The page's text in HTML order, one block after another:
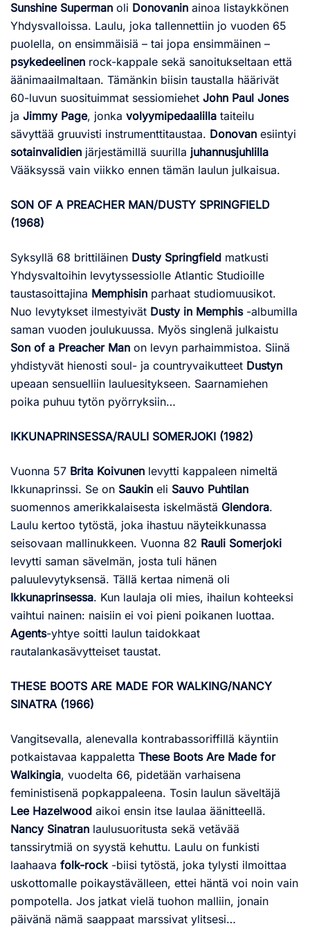
Sunshine Superman oli Donovanin ainoa listaykkönen
Yhdysvalloissa. Laulu, joka tallennettiin jo vuoden 65
puolella, on ensimmäisiä – tai jopa ensimmäinen –
psykedeelinen rock-kappale sekä sanoitukseltaan että
äänimaailmaltaan. Tämänkin biisin taustalla häärivät
60-luvun suosituimmat sessiomiehet John Paul Jones
ja Jimmy Page, jonka volyymipedaalilla taiteilu
sävyttää gruuvisti instrumenttitaustaa. Donovan esiintyi
sotainvalidien järjestämillä suurilla juhannusjuhlilla
Vääksyssä vain viikko ennen tämän laulun julkaisua.
SON OF A PREACHER MAN/DUSTY SPRINGFIELD
(1968)
Syksyllä 68 brittiläinen Dusty Springfield matkusti
Yhdysvaltoihin levytyssessiolle Atlantic Studioille
taustasoittajina Memphisin parhaat studiomuusikot.
Nuo levytykset ilmestyivät Dusty in Memphis -albumilla
saman vuoden joulukuussa. Myös singlenä julkaistu
Son of a Preacher Man on levyn parhaimmistoa. Siinä
yhdistyvät hienosti soul- ja countryvaikutteet Dustyn
upeaan sensuelliin lauluesitykseen. Saarnamiehen
poika puhuu tytön pyörryksiin…
IKKUNAPRINSESSA/RAULI SOMERJOKI (1982)
Vuonna 57 Brita Koivunen levytti kappaleen nimeltä
Ikkunaprinssi. Se on Saukin eli Sauvo Puhtilan
suomennos amerikkalaisesta iskelmästä Glendora.
Laulu kertoo tytöstä, joka ihastuu näyteikkunassa
seisovaan mallinukkeen. Vuonna 82 Rauli Somerjoki
levytti saman sävelmän, josta tuli hänen
paluulevytyksensä. Tällä kertaa nimenä oli
Ikkunaprinsessa. Kun laulaja oli mies, ihailun kohteeksi
vaihtui nainen: naisiin ei voi pieni poikanen luottaa.
Agents-yhtye soitti laulun taidokkaat
rautalankasävytteiset taustat.
THESE BOOTS ARE MADE FOR WALKING/NANCY
SINATRA (1966)
Vangitsevalla, alenevalla kontrabassoriffillä käyntiin
potkaistavaa kappaletta These Boots Are Made for
Walkingia, vuodelta 66, pidetään varhaisena
feministisenä popkappaleena. Tosin laulun säveltäjä
Lee Hazelwood aikoi ensin itse laulaa äänitteellä.
Nancy Sinatran laulusuoritusta sekä vetävää
tanssirytmiä on syystä kehuttu. Laulu on funkisti
laahaava folk-rock-biisi tytöstä, joka tylysti ilmoittaa
uskottomalle poikaystävälleen, ettei häntä voi noin vain
pompotella. Jos jatkat vielä tuohon malliin, jonain
päivänä nämä saappaat marssivat ylitsesi…